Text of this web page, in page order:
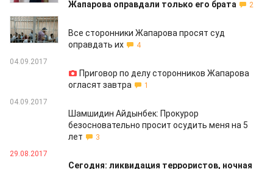
Жапарова оправдали только его брата
2
05.09.2017
Все сторонники Жапарова просят суд
оправдать их
4
04.09.2017
Приговор по делу сторонников Жапарова
огласят завтра
1
04.09.2017
Шамшидин Айдынбек: Прокурор
безосновательно просит осудить меня на 5
лет
3
29.08.2017
Сегодня: ликвидация террористов, ночная